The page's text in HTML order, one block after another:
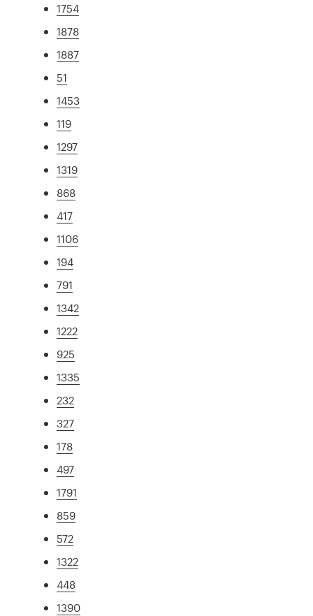
1754
1878
1887
51
1453
119
1297
1319
868
417
1106
194
791
1342
1222
925
1335
232
327
178
497
1791
859
572
1322
448
1390